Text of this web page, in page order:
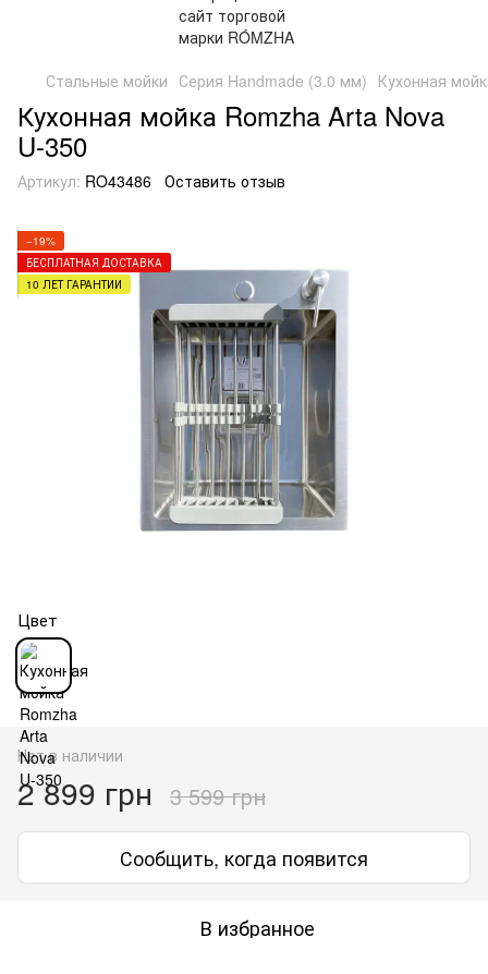
Стальные мойки Серия Handmade (3.0 мм) Кухонная
Кухонная мойка Romzha Arta Nova
U-350
Артикул: RO43486 Оставить отзыв
−19%
БЕСПЛАТНАЯ ДОСТАВКА
10 ЛЕТ ГАРАНТИИ
Цвет
Нет в наличии
2 899 грн 3 599 грн
Сообщить, когда появится
В избранное